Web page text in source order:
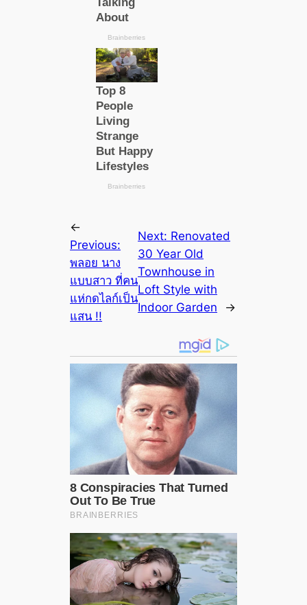
←
Previous:
พลอย นาง
แบบสาว ที่คน
แห่กดไลก์เป็น
แสน !!
Next: Renovated
30 Year Old
Townhouse in
Loft Style with
Indoor Garden
→